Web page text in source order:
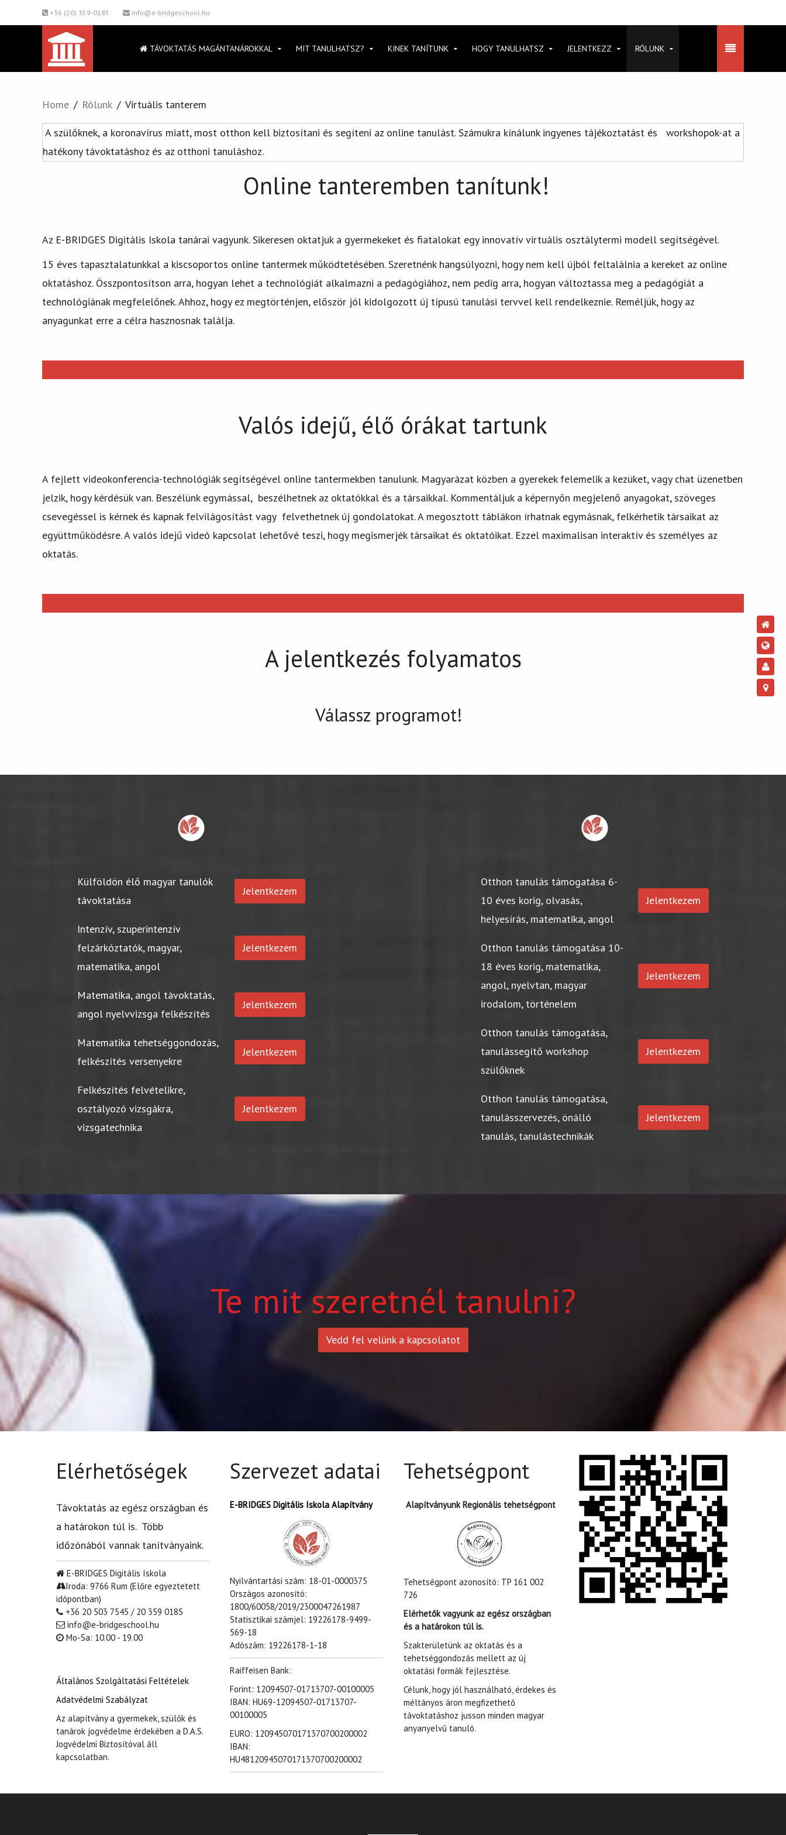
+36 (20) 359-0185 info@e-bridgeschool.hu
TÁVOKTATÁS MAGÁNTANÁROKKAL MIT TANULHATSZ? KINEK TANÍTUNK HOGY TANULHATSZ JELENTKEZZ RÓLUNK
Home Rólunk Virtuális tanterem
A szülőknek, a koronavírus miatt, most otthon kell biztosítani és segíteni az online tanulást. Számukra kínálunk ingyenes tájékoztatást és workshopok-at a
hatékony távoktatáshoz és az otthoni tanuláshoz.
Online tanteremben tanítunk!
Az E-BRIDGES Digitális Iskola tanárai vagyunk. Sikeresen oktatjuk a gyermekeket és fiatalokat egy innovatív virtuális osztálytermi modell segítségével.
15 éves tapasztalatunkkal a kiscsoportos online tantermek működtetésében. Szeretnénk hangsúlyozni, hogy nem kell újból feltalálnia a kereket az online
oktatáshoz. Összpontosítson arra, hogyan lehet a technológiát alkalmazni a pedagógiához, nem pedig arra, hogyan változtassa meg a pedagógiát a
technológiának megfelelőnek. Ahhoz, hogy ez megtörténjen, először jól kidolgozott új típusú tanulási tervvel kell rendelkeznie. Reméljük, hogy az
anyagunkat erre a célra hasznosnak találja.
Valós idejű, élő órákat tartunk
A fejlett videokonferencia-technológiák segítségével online tantermekben tanulunk. Magyarázat közben a gyerekek felemelik a kezüket, vagy chat üzenetben
jelzik, hogy kérdésük van. Beszélünk egymással, beszélhetnek az oktatókkal és a társaikkal. Kommentáljuk a képernyőn megjelenő anyagokat, szöveges
csevegéssel is kérnek és kapnak felvilágosítást vagy felvethetnek új gondolatokat. A megosztott táblákon írhatnak egymásnak, felkérhetik társaikat az
együttműködésre. A valós idejű videó kapcsolat lehetővé teszi, hogy megismerjék társaikat és oktatóikat. Ezzel maximalisan interaktív és személyes az
oktatás.
A jelentkezés folyamatos
Válassz programot!
Külföldön élő magyar tanulók
távoktatása
Jelentkezem
Intenzív, szuperintenzív
felzárkóztatók, magyar,
matematika, angol
Jelentkezem
Matematika, angol távoktatás,
angol nyelvvizsga felkészítés
Jelentkezem
Matematika tehetséggondozás,
felkészítés versenyekre
Jelentkezem
Felkészítés felvételikre,
osztályozó vizsgákra,
vizsgatechnika
Jelentkezem
Otthon tanulás támogatása 6-
10 éves korig, olvasás,
helyesírás, matematika, angol
Jelentkezem
Otthon tanulás támogatása 10-
18 éves korig, matematika,
angol, nyelvtan, magyar
irodalom, történelem
Jelentkezem
Otthon tanulás támogatása,
tanulássegítő workshop
szülőknek
Jelentkezem
Otthon tanulás támogatása,
tanulásszervezés, önálló
tanulás, tanulástechnikák
Jelentkezem
Te mit szeretnél tanulni?
Vedd fel velünk a kapcsolatot
Elérhetőségek
Távoktatás az egész országban és
a határokon túl is. Több
időzónából vannak tanítványaink.
E-BRIDGES Digitális Iskola
Iroda: 9766 Rum (Előre egyeztetett
időpontban)
+36 20 503 7545 / 20 359 0185
info@e-bridgeschool.hu
Mo-Sa: 10.00 - 19.00
Általános Szolgáltatási Feltételek
Adatvédelmi Szabályzat
Az alapítvány a gyermekek, szülők és
tanárok jogvédelme érdekében a D.A.S.
Jogvédelmi Biztosítóval áll
kapcsolatban.
Szervezet adatai
E-BRIDGES Digitális Iskola Alapítvány
Nyilvántartási szám: 18-01-0000375
Országos azonosító:
1800/60058/2019/2300047261987
Statisztikai számjel: 19226178-9499-
569-18
Adószám: 19226178-1-18
Raiffeisen Bank:
Forint: 12094507-01713707-00100005
IBAN: HU69-12094507-01713707-
00100005
EURO: 120945070171370700200002
IBAN:
HU48120945070171370700200002
Tehetségpont
Alapítványunk Regionális tehetségpont
Tehetségpont azonosító: TP 161 002
726
Elérhetők vagyunk az egész országban
és a határokon túl is.
Szakterületünk az oktatás és a
tehetséggondozás mellett az új
oktatási formák fejlesztése.
Célunk, hogy jól használható, érdekes és
méltányos áron megfizethető
távoktatáshoz jusson minden magyar
anyanyelvű tanuló.